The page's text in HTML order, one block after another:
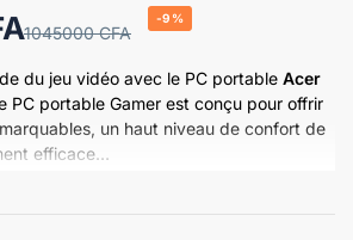
1045000CFA
-9%
du jeu vidéo avec le PC portable Acer
PC portable Gamer est conçu pour offrir
un haut niveau de confort de
efficace…